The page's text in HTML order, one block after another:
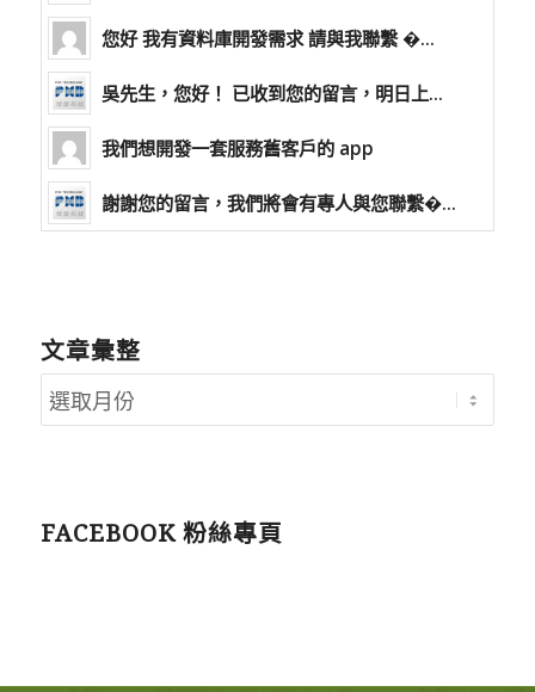
您好 我有資料庫開發需求 請與我聯繫 �...
吳先生，您好！ 已收到您的留言，明日上...
我們想開發一套服務舊客戶的 app
謝謝您的留言，我們將會有專人與您聯繫�...
文章彙整
FACEBOOK 粉絲專頁